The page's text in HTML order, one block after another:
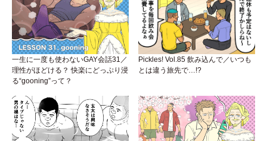
一生に一度も使わないGAY会話31／
理性がほどける？ 快楽にどっぷり浸
る“gooning”って？
Pickles! Vol.85 飲み込んで／いつも
とは違う旅先で…!?